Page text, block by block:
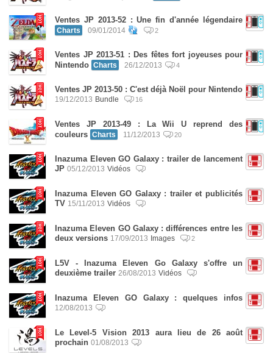
Ventes JP 2013-52 : Une fin d'année légendaire
Charts 09/01/2014 2
Ventes JP 2013-51 : Des fêtes fort joyeuses pour
Nintendo Charts 26/12/2013 4
Ventes JP 2013-50 : C'est déjà Noël pour Nintendo
19/12/2013 Bundle 16
Ventes JP 2013-49 : La Wii U reprend des
couleurs Charts 11/12/2013 20
Inazuma Eleven GO Galaxy : trailer de lancement
JP 05/12/2013 Vidéos
Inazuma Eleven GO Galaxy : trailer et publicités
TV 15/11/2013 Vidéos
Inazuma Eleven GO Galaxy : différences entre les
deux versions 17/09/2013 Images 2
L5V - Inazuma Eleven Go Galaxy s'offre un
deuxième trailer 26/08/2013 Vidéos
Inazuma Eleven GO Galaxy : quelques infos
12/08/2013
Le Level-5 Vision 2013 aura lieu de 26 août
prochain 01/08/2013